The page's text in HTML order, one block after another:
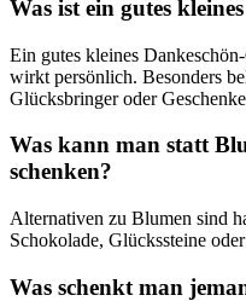
Was ist ein gutes
Ein gutes kleines
wirkt persönlich. Besonders
Glücksbringer oder
Was kann man statt
schenken?
Alternativen zu Blumen sind
Schokolade, Glückssteine
Was schenkt man